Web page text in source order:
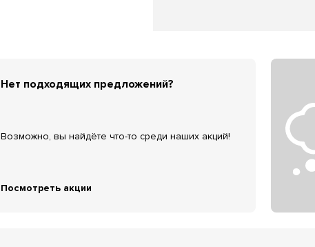
Нет подходящих предложений?
Возможно, вы найдёте что-то среди наших акций!
Посмотреть акции